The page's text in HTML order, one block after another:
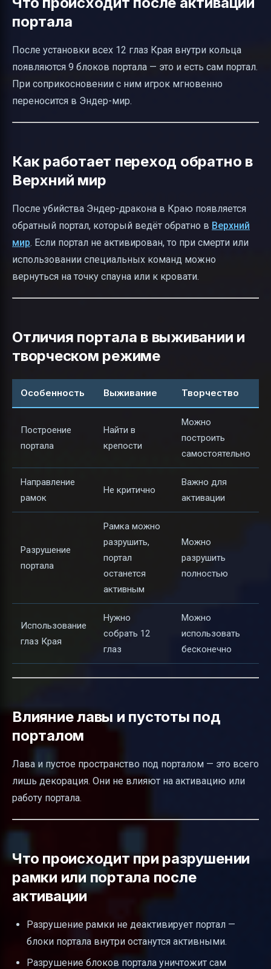
портала
После установки всех 12 глаз Края внутри кольца
появляются 9 блоков портала — это и есть сам портал.
При соприкосновении с ним игрок мгновенно
переносится в Эндер-мир.
Как работает переход обратно в
Верхний мир
После убийства Эндер-дракона в Краю появляется
обратный портал, который ведёт обратно в Верхний
мир. Если портал не активирован, то при смерти или
использовании специальных команд можно
вернуться на точку спауна или к кровати.
Отличия портала в выживании и
творческом режиме
Особенность Выживание Творчество
Построение
портала
Найти в
крепости
Можно
построить
самостоятельно
Направление
рамок
Не критично
Важно для
активации
Разрушение
портала
Рамка можно
разрушить,
портал
останется
активным
Можно
разрушить
полностью
Использование
глаз Края
Нужно
собрать 12
глаз
Можно
использовать
бесконечно
Влияние лавы и пустоты под
порталом
Лава и пустое пространство под порталом — это всего
лишь декорация. Они не влияют на активацию или
работу портала.
Что происходит при разрушении
рамки или портала после
активации
Разрушение рамки не деактивирует портал —
блоки портала внутри останутся активными.
Разрушение блоков портала уничтожит сам